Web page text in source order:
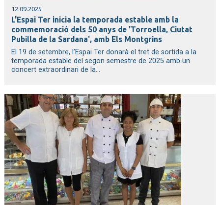
12.09.2025
L'Espai Ter inicia la temporada estable amb la
commemoració dels 50 anys de 'Torroella, Ciutat
Pubilla de la Sardana', amb Els Montgrins
El 19 de setembre, l’Espai Ter donarà el tret de sortida a la
temporada estable del segon semestre de 2025 amb un
concert extraordinari de la...